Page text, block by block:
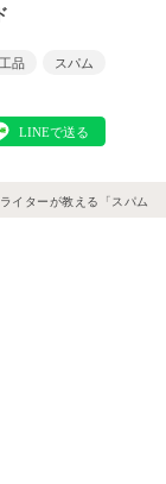
品 スパム
イターが教える「スパム